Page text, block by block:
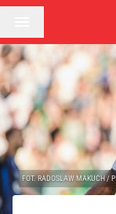
Przejdź do treści
FOT. RADOSLAW MAKUCH /